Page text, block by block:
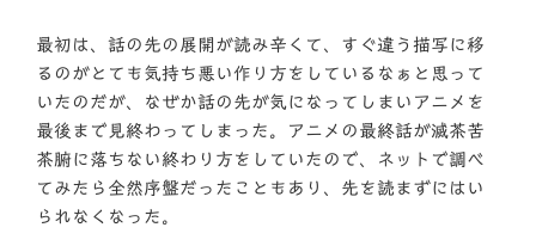
最初は、話の先の展開が読み辛くて、すぐ違う描写に移
るのがとても気持ち悪い作り方をしているなぁと思って
いたのだが、なぜか話の先が気になってしまいアニメを
最後まで見終わってしまった。アニメの最終話が滅茶苦
茶腑に落ちない終わり方をしていたので、ネットで調べ
てみたら全然序盤だったこともあり、先を読まずにはい
られなくなった。